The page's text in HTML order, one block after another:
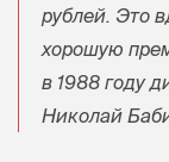
рублей. Это
хорошую
в 1988 году
Николай